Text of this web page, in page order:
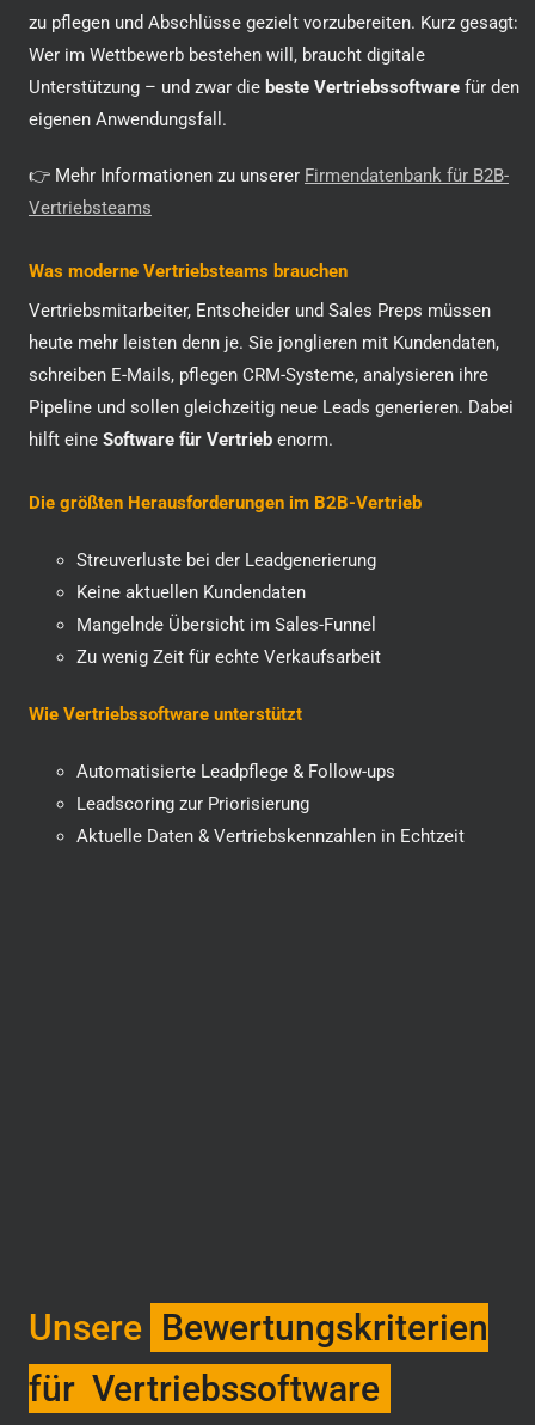
zu pflegen und Abschlüsse gezielt vorzubereiten. Kurz gesagt:
Wer im Wettbewerb bestehen will, braucht digitale
Unterstützung – und zwar die beste Vertriebssoftwarefür den
eigenen Anwendungsfall.
👉 Mehr Informationen zu unserer Firmendatenbank für B2B-
Vertriebsteams
Was moderne Vertriebsteams brauchen
Vertriebsmitarbeiter, Entscheider und Sales Preps müssen
heute mehr leisten denn je. Sie jonglieren mit Kundendaten,
schreiben E-Mails, pflegen CRM-Systeme, analysieren ihre
Pipeline und sollen gleichzeitig neue Leads generieren. Dabei
hilft eine Software für Vertriebenorm.
Die größten Herausforderungen im B2B-Vertrieb
Streuverluste bei der Leadgenerierung
Keine aktuellen Kundendaten
Mangelnde Übersicht im Sales-Funnel
Zu wenig Zeit für echte Verkaufsarbeit
Wie Vertriebssoftware unterstützt
Automatisierte Leadpflege & Follow-ups
Leadscoring zur Priorisierung
Aktuelle Daten & Vertriebskennzahlen in Echtzeit
Unsere Bewertungskriterien
für Vertriebssoftware